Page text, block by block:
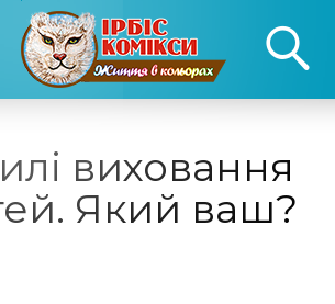
(050) 390-12-12
12-12
виховання
Який ваш?